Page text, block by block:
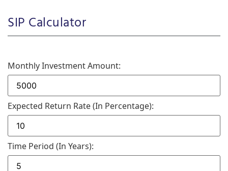
SIP Calculator
Monthly Investment Amount:
Expected Return Rate (in Percentage):
Time Period (in Years):